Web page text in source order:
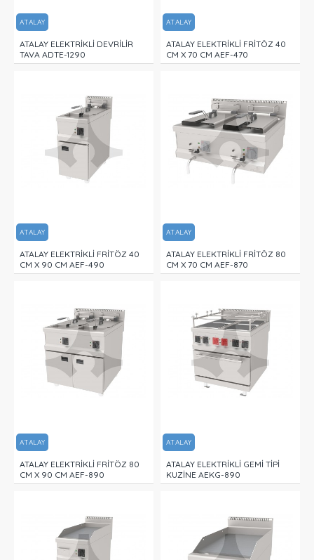
ATALAY
ATALAY ELEKTRİKLİ DEVRİLİR
TAVA ADTE-1290
ATALAY
ATALAY ELEKTRİKLİ FRİTÖZ 40
CM X 70 CM AEF-470
ATALAY
ATALAY ELEKTRİKLİ FRİTÖZ 40
CM X 90 CM AEF-490
ATALAY
ATALAY ELEKTRİKLİ FRİTÖZ 80
CM X 70 CM AEF-870
ATALAY
ATALAY ELEKTRİKLİ FRİTÖZ 80
CM X 90 CM AEF-890
ATALAY
ATALAY ELEKTRİKLİ GEMİ TİPİ
KUZİNE AEKG-890